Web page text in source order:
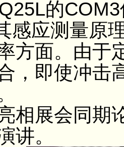
的
感应测量原
方面。由于
，即使冲击
展会同期论
讲。